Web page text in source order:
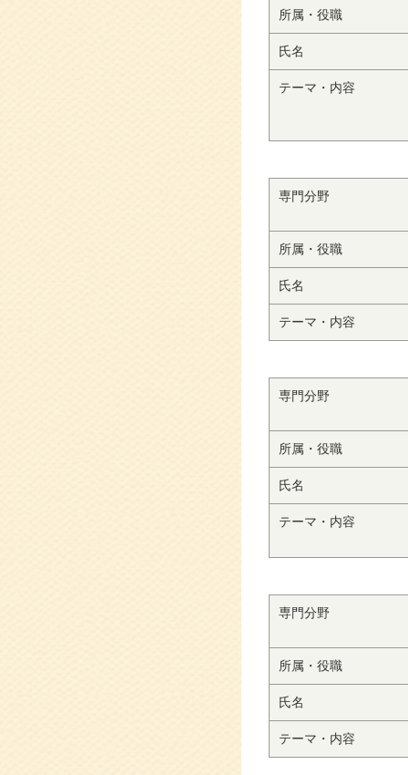
所属・役職
氏名
テーマ・内容
専門分野
所属・役職
氏名
テーマ・内容
専門分野
所属・役職
氏名
テーマ・内容
専門分野
所属・役職
氏名
テーマ・内容